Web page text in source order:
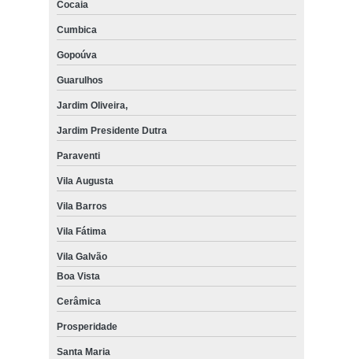
Cocaia
Cumbica
Gopoúva
Guarulhos
Jardim Oliveira,
Jardim Presidente Dutra
Paraventi
Vila Augusta
Vila Barros
Vila Fátima
Vila Galvão
Boa Vista
Cerâmica
Prosperidade
Santa Maria